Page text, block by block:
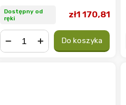
Dostępny od
ręki
zł1 170,81
Do koszyka